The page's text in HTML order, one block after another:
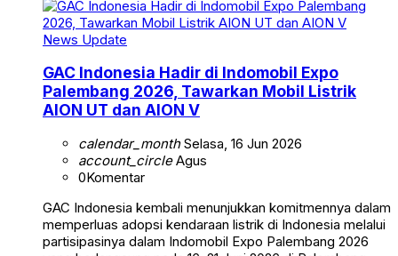
News Update
GAC Indonesia Hadir di Indomobil Expo
Palembang 2026, Tawarkan Mobil Listrik
AION UT dan AION V
calendar_monthSelasa, 16 Jun 2026
account_circleAgus
0Komentar
GAC Indonesia kembali menunjukkan komitmennya dalam
memperluas adopsi kendaraan listrik di Indonesia melalui
partisipasinya dalam Indomobil Expo Palembang 2026